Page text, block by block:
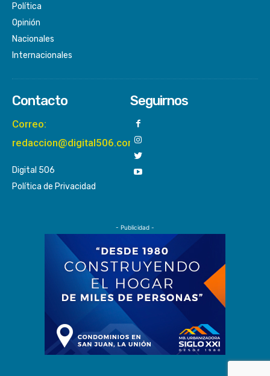
Política
Opinión
Nacionales
Internacionales
Contacto
Correo:
redaccion@digital506.com
Digital 506
Política de Privacidad
Seguirnos
- Publicidad -